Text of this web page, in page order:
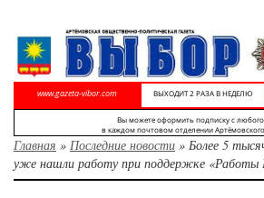
www.gazeta-vibor.com ВЫХОДИТ 2 РАЗА В НЕДЕЛЮ
Вы можете оформить подписку с любого
в каждом почтовом отделении
Главная » Последние новости » Более 5
уже нашли работу при поддержке «Работы